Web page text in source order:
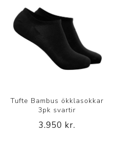
Tufte Bambus ökklasokkar
3pk svartir
3.950 kr.